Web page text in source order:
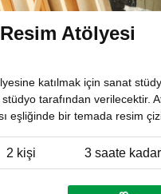
Atölyesi
katılmak için sanat
tarafından verilecektir.
eşliğinde bir temada resim
2 kişi 3 saate kadar